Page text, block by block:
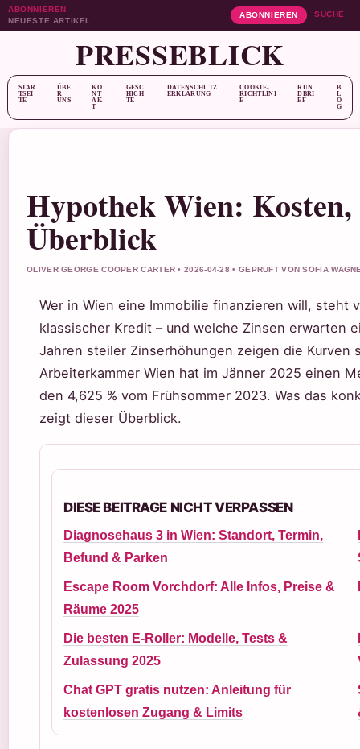
ABONNIEREN
NEUESTE ARTIKEL
ABONNIEREN SUCHE
PRESSEBLICK
STAR
TSEI
TE
ÜBE
R
UNS
KO
NT
AK
T
GESC
HICH
TE
DATENSCHUTZ
ERKLÄRUNG
COOKIE-
RICHTLINI
E
RUN
DBRI
EF
B
L
O
G
Hypothek Wien:
Überblick
OLIVER GEORGE COOPER CARTER • 2026-04-28 • GEPRUFT VON SOFIA
Wer in Wien eine Immobilie finanzieren will, steht
klassischer Kredit – und welche Zinsen erwarten
Jahren steiler Zinserhöhungen zeigen die
Arbeiterkammer Wien hat im Jänner 2025 einen
den 4,625 % vom Frühsommer 2023. Was das
zeigt dieser Überblick.
DIESE BEITRAGE NICHT VERPASSEN
Diagnosehaus 3 in Wien: Standort, Termin,
Befund & Parken
Escape Room Vorchdorf: Alle Infos, Preise &
Räume 2025
Die besten E-Roller: Modelle, Tests &
Zulassung 2025
Chat GPT gratis nutzen: Anleitung für
kostenlosen Zugang & Limits